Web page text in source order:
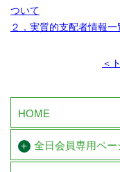
ついて
２．実質的支配者情報
＜
HOME
全日会員専用ペー